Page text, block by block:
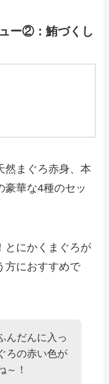
約・注文方法も紹
の予約・注文方法
のテイクアウト（お
ー②：鮪づくし
然まぐろ赤身、本
豪華な4種のセッ
とにかくまぐろが
方におすすめで
んだんに入っ
ろの赤い色が
～！